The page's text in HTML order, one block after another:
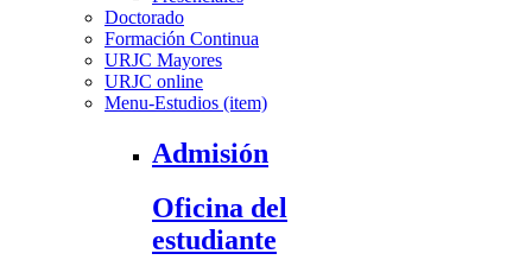
Doctorado
Formación Continua
URJC Mayores
URJC online
Menu-Estudios (item)
Admisión
Oficina del
estudiante